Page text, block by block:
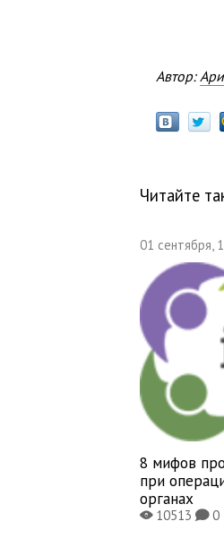
Автор:
Читайте
01 сентября,
8 мифов
при
органах
X10513K0